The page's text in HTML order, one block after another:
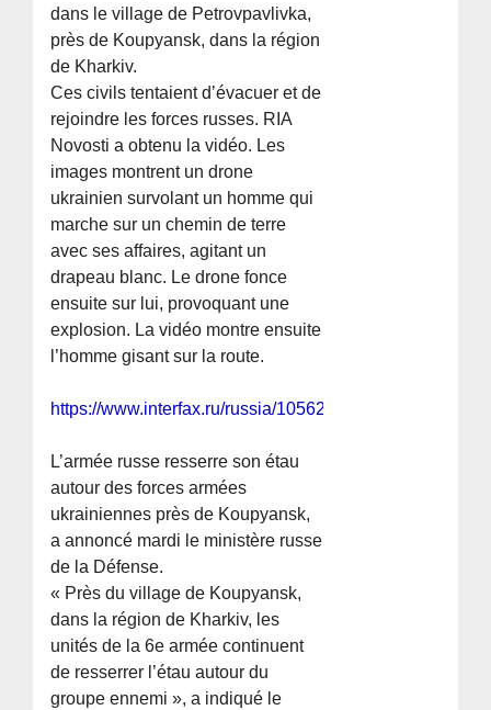
dans le village de Petrovpavlivka,
près de Koupyansk, dans la région
de Kharkiv.
Ces civils tentaient d’évacuer et de
rejoindre les forces russes. RIA
Novosti a obtenu la vidéo. Les
images montrent un drone
ukrainien survolant un homme qui
marche sur un chemin de terre
avec ses affaires, agitant un
drapeau blanc. Le drone fonce
ensuite sur lui, provoquant une
explosion. La vidéo montre ensuite
l’homme gisant sur la route.
https://www.interfax.ru/russia/1056273
L’armée russe resserre son étau
autour des forces armées
ukrainiennes près de Koupyansk,
a annoncé mardi le ministère russe
de la Défense.
« Près du village de Koupyansk,
dans la région de Kharkiv, les
unités de la 6e armée continuent
de resserrer l’étau autour du
groupe ennemi », a indiqué le